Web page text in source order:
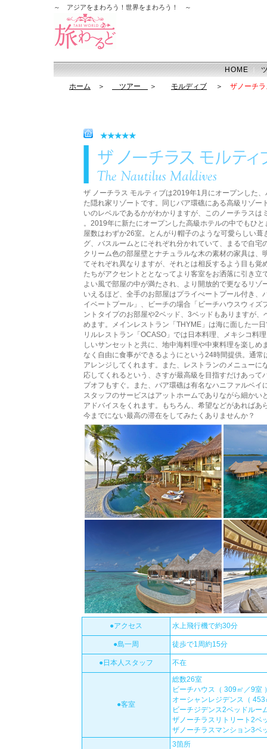
～ アジアをまわろう！世界をまわろう！ ～
HOME
ホーム
＞ ツアー ＞ モルディブ ＞ ザノーチ
★★★★★
ザ ノーチラス モルティブは2019年1月にオープンした
た隠れ家リゾートです。同じバア環礁にある高級リゾ
いのレベルであるかがわかりますが、このノーチラス
。2019年に新たにオープンした高級ホテルの中でもひ
屋数はわずか26室。とんがり帽子のような可愛らしい
グ、バスルームとにそれぞれ分かれていて、まるで自
クリーム色の部屋壁とナチュラルな木の素材の家具は
てそれぞれ異なりますが、それとは相反するよう目も
たちがアクセントととなってより客室をお洒落に引き
よい風で部屋の中が満たされ、より開放的で更なるリ
いえるほど、全手のお部屋はプライべートプール付き
イベートプール」、ビーチの場合「ビーチハウスウィ
ントタイプのお部屋や2ベッド、3ベッドもありますが
めます。メインレストラン「THYME」は海に面した一
リルレストラン「OCASO」では日本料理、メキシコ料
しいサンセットと共に、地中海料理や中東料理を楽し
なく自由に食事ができるようにという24時間提供。通
アレンジしてくれます。また、レストランのメニュー
応してくれるという、さすが最高級を目指すだけあっ
プオフもすぐ。また、バア環礁は有名なハニファルベ
スタッフのサービスはアットホームでありながら細か
アドバイスをくれます。もちろん、希望などがあれば
今までにない最高の滞在をしてみたくありませんか？
●アクセス 水上飛行機で約30分
●島一周 徒歩で1周約15分
●日本人スタッフ 不在
●客室
総数26室
ビーチハウス（ 309㎡／9
オーシャンレジデンス（
ビーチジデンス2ベッドル
ザノーチラスリトリート2ベ
ザノーチラスマンション3ベ
3箇所